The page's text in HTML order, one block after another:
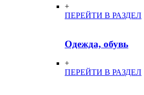
+
ПЕРЕЙТИ В РАЗДЕЛ
Одежда, обувь
+
ПЕРЕЙТИ В РАЗДЕЛ